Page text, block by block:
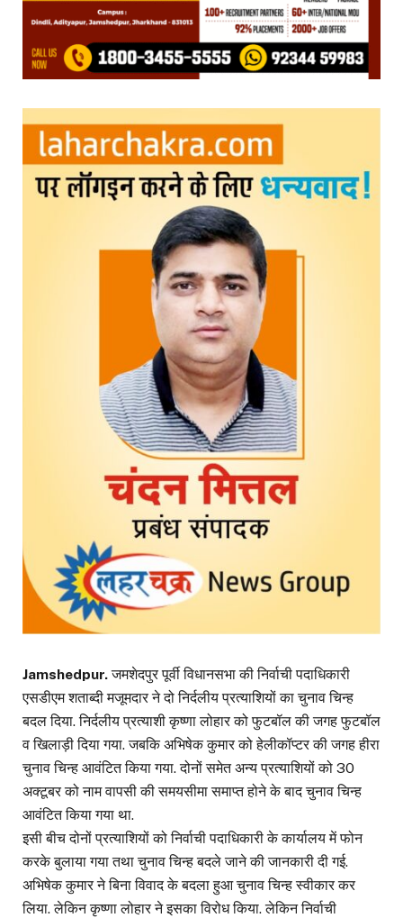
Jamshedpur.जमशेदपुर पूर्वी विधानसभा की निर्वाची पदाधिकारी
एसडीएम शताब्दी मजूमदार ने दो निर्दलीय प्रत्याशियों का चुनाव चिन्ह
बदल दिया. निर्दलीय प्रत्याशी कृष्णा लोहार को फुटबॉल की जगह फुटबॉल
व खिलाड़ी दिया गया. जबकि अभिषेक कुमार को हेलीकॉप्टर की जगह हीरा
चुनाव चिन्ह आवंटित किया गया. दोनों समेत अन्य प्रत्याशियों को 30
अक्टूबर को नाम वापसी की समयसीमा समाप्त होने के बाद चुनाव चिन्ह
आवंटित किया गया था.
इसी बीच दोनों प्रत्याशियों को निर्वाची पदाधिकारी के कार्यालय में फोन
करके बुलाया गया तथा चुनाव चिन्ह बदले जाने की जानकारी दी गई.
अभिषेक कुमार ने बिना विवाद के बदला हुआ चुनाव चिन्ह स्वीकार कर
लिया. लेकिन कृष्णा लोहार ने इसका विरोध किया. लेकिन निर्वाची